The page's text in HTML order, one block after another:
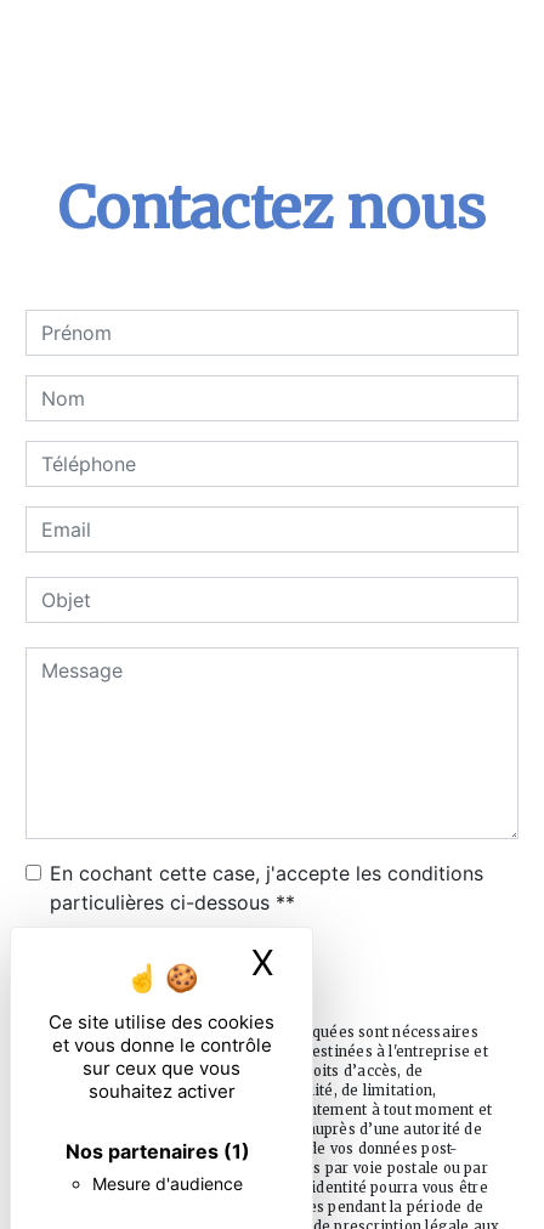
Ce site utilise des cookies
et vous donne le contrôle
sur ceux que vous
souhaitez activer
Nos partenaires (1)
Mesure d'audience
X
Contactez nous
En cochant cette case, j'accepte les conditions
particulières ci-dessous **
ENVOYER
** Les données personnelles communiquées sont nécessaires
aux fins de vous contacter. Elles sont destinées à l'entreprise et
ses sous-traitants. Vous disposez de droits d’accès, de
rectification, d’effacement, de portabilité, de limitation,
d’opposition, de retrait de votre consentement à tout moment et
du droit d’introduire une réclamation auprès d’une autorité de
contrôle, ainsi que d’organiser le sort de vos données post-
mortem. Vous pouvez exercer ces droits par voie postale ou par
courrier électronique. Un justificatif d'identité pourra vous être
demandé. Nous conservons vos données pendant la période de